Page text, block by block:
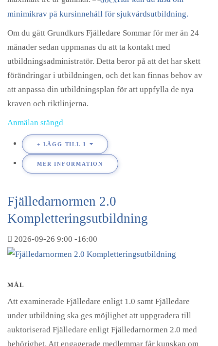
minimikrav på kursinnehåll för sjukvårdsutbildning.
Om du gått Grundkurs Fjälledare Sommar för mer än 24
månader sedan uppmanas du att ta kontakt med
utbildningsadministratör. Detta beror på att det har skett
förändringar i utbildningen, och det kan finnas behov av
att anpassa din utbildningsplan för att uppfylla de nya
kraven och riktlinjerna.
Anmälan stängd
LÄGG TILL I
MER INFORMATION
Fjälledarnormen 2.0
Kompletteringsutbildning
2026-09-26 9:00 -16:00
MÅL
Att examinerade Fjälledare enligt 1.0 samt Fjälledare
under utbildning ska ges möjlighet att uppgradera till
auktoriserad Fjälledare enligt Fjälledarnormen 2.0 med
behörighet. Att engagerade medlemmar får kunskap om